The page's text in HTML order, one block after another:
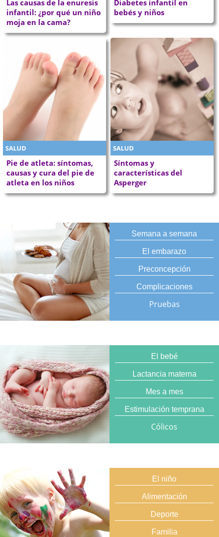
Las causas de la enuresis
infantil: ¿por qué un niño
moja en la cama?
Diabetes infantil en
bebés y niños
SALUD
Pie de atleta: síntomas,
causas y cura del pie de
atleta en los niños
SALUD
Síntomas y
características del
Asperger
Semana a semana
El embarazo
Preconcepción
Complicaciones
Pruebas
El bebé
Lactancia materna
Mes a mes
Estimulación temprana
Cólicos
El niño
Alimentación
Deporte
Familia